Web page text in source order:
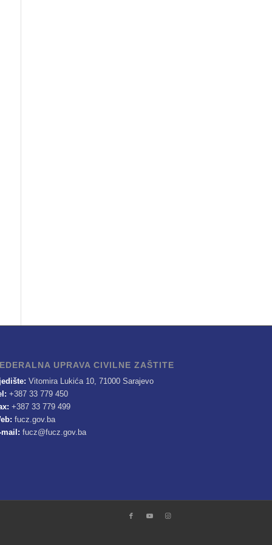
UPRAVA CIVILNE ZAŠTITE
Vitomira Lukića 10, 71000 Sarajevo
+387 33 779 450
+387 33 779 499
fucz.gov.ba
mail: fucz@fucz.gov.ba